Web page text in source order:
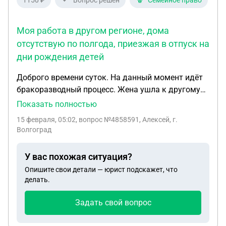
Моя работа в другом регионе, дома
отсутствую по полгода, приезжая в отпуск на
дни рождения детей
Доброго времени суток. На данный момент идёт
бракоразводный процесс. Жена ушла к другому
мужчине пока я был на работе в другом регионе.
увиденного. Оказывается уже несколько месяцев
проболтался о нём. Он уже фактически
воспитывает наших детей. Разговор зашёл за
алименты. Она сказала что подаст на алименты
за все прошлые года. Утвердив что не содержал
их пока отсутствовал дома. Моя работа в другом
Показать полностью
15 февраля, 05:02, вопрос №4858591, Алексей, г.
Волгоград
У вас похожая ситуация?
Опишите свои детали — юрист подскажет, что
делать.
Задать свой вопрос